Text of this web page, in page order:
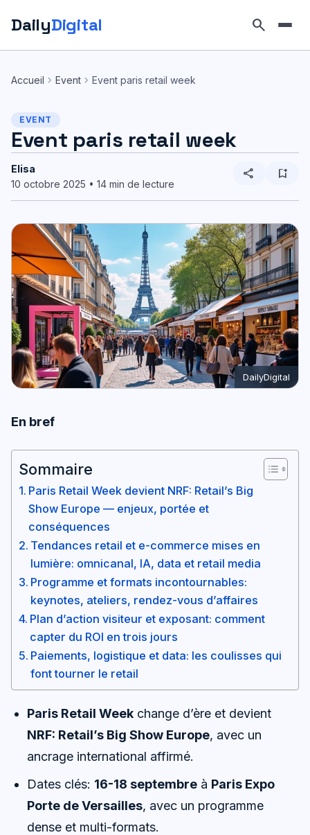
DailyDigital search
Accueil chevron_right Event chevron_right Event paris retail week
EVENT
Event paris retail week
Elisa
10 octobre 2025 • 14 min de lecture
share bookmark_add
DailyDigital
En bref
Sommaire
Paris Retail Week devient NRF: Retail’s Big
Show Europe — enjeux, portée et
conséquences
Tendances retail et e-commerce mises en
lumière: omnicanal, IA, data et retail media
Programme et formats incontournables:
keynotes, ateliers, rendez-vous d’affaires
Plan d’action visiteur et exposant: comment
capter du ROI en trois jours
Paiements, logistique et data: les coulisses qui
font tourner le retail
Paris Retail Week change d’ère et devient
NRF: Retail’s Big Show Europe, avec un
ancrage international affirmé.
Dates clés: 16-18 septembre à Paris Expo
Porte de Versailles, avec un programme
dense et multi-formats.